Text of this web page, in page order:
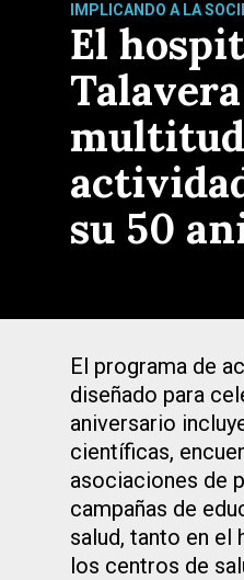
IMPLICANDO A LA
El
su 50
El programa de
diseñado para
aniversario
científicas,
asociaciones de
campañas de
salud, tanto en el
los centros de